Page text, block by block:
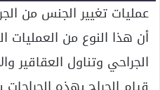
عمليات تغيير الجنس من
أن هذا النوع من العمليات
الجراحي وتناول العقاقير